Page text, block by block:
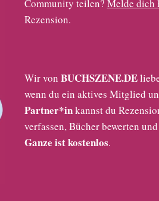
Community teilen? Melde dich
Rezension.
Wir von BUCHSZENE.DE
wenn du ein aktives Mitglied
Partner*inkannst du
verfassen, Bücher bewerten
Ganze ist kostenlos.